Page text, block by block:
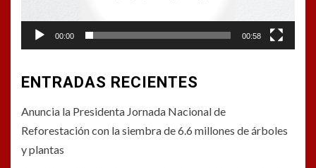
00:00 00:58
ENTRADAS RECIENTES
Anuncia la Presidenta Jornada Nacional de
Reforestación con la siembra de 6.6 millones de árboles
y plantas